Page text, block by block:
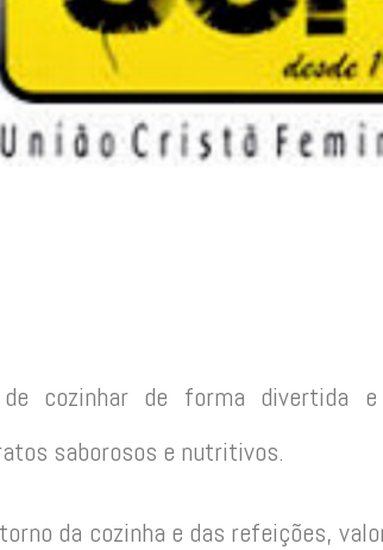
cozinhar de forma divertida
saborosos e nutritivos.
da cozinha e das refeições,